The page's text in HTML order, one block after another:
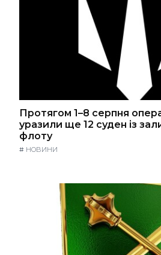
Протягом 1–8 серпня
уразили ще 12 суден із
флоту
# НОВИНИ